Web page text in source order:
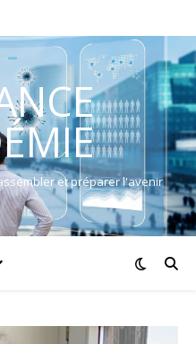
et préparer l'avenir